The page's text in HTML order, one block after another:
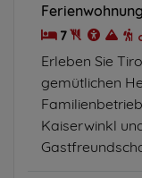
Ferienwohnung
7
Erleben Sie
gemütlichen
Kaiserwinkl